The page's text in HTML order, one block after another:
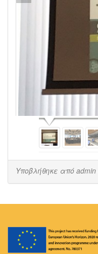
Υποβλήθηκε από admin